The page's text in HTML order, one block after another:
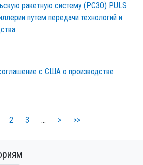
ракетную систему (РСЗО) PULS
путем передачи технологий и
с США о производстве
2 3 … > >>